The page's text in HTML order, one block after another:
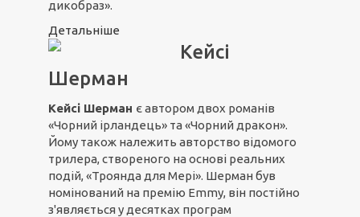
дикобраз».
Детальніше
Кейсі
Шерман
Кейсі Шерман є автором двох романів
«Чорний ірландець» та «Чорний дракон».
Йому також належить авторство відомого
трилера, створеного на основі реальних
подій, «Троянда для Мері». Шерман був
номінований на премію Еmmy, він постійно
з'являється у десятках програм